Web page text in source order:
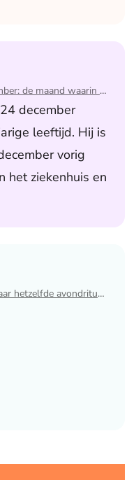
Blog Bianca | December: de maand waarin ik mijn man verloor
december
leeftijd. Hij is
vorig
het ziekenhuis en
de maand
Blog Jurgen | Al 9 jaar hetzelfde avondritueel
9 jaar hetzelfde